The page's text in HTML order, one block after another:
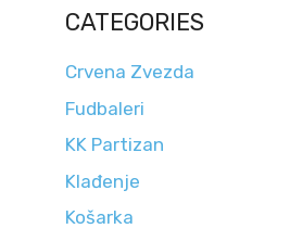
CATEGORIES
Crvena Zvezda
Fudbaleri
KK Partizan
Klađenje
Košarka